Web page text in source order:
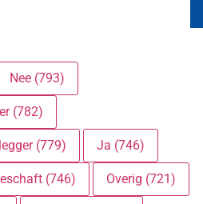
Nee (793)
(782)
(779) Ja (746)
(746) Overig (721)